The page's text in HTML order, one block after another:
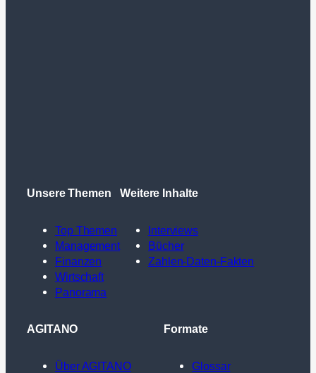
Unsere Themen
Top Themen
Management
Finanzen
Wirtschaft
Panorama
Weitere Inhalte
Interviews
Bücher
Zahlen-Daten-Fakten
AGITANO
Über AGITANO
Formate
Glossar